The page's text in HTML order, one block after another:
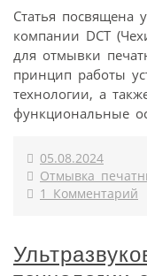
Статья посвящена
компании DCT
для отмывки
принцип работы
технологии, а
функциональные
05.08.2024
Отмывка
1 Комментарий